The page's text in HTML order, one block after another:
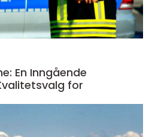
En Inngående
for